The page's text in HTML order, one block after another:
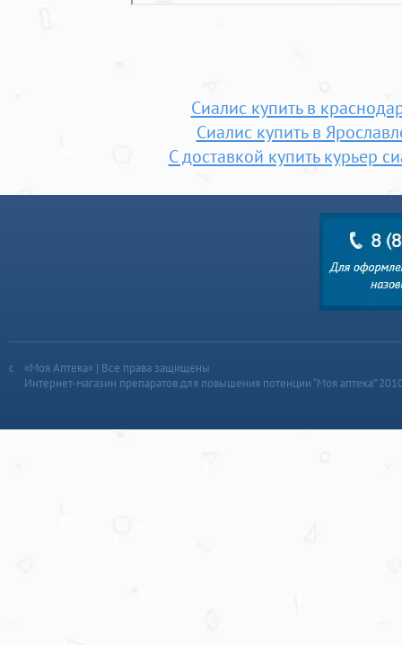
Сиалис купить в
Сиалис купить в
С доставкой купить курьер
«Моя Аптека» | Все права защищены
Интернет-магазин препаратов для повышения потенции “Моя аптека”